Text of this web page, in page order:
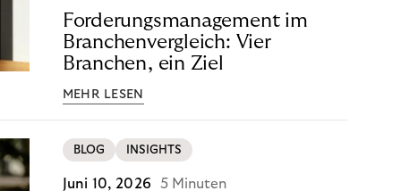
Forderungsmanagement im
Branchenvergleich: Vier
Branchen, ein Ziel
MEHR LESEN
BLOG INSIGHTS
Juni 10, 2026 5 Minuten